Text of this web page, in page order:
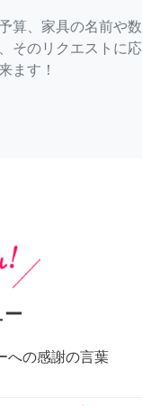
算、家具の名前や
そのリクエストに
ます！
ー
への感謝の言葉